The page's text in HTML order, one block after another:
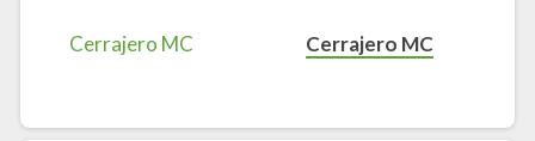
Cerrajero MC